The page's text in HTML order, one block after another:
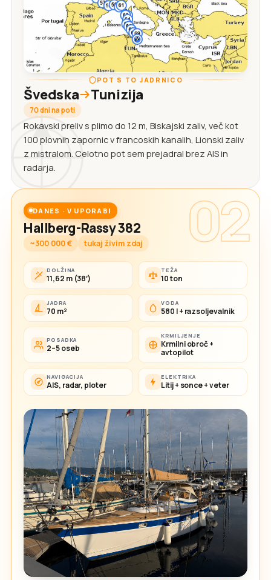
POT S TO JADRNICO
Švedska Tunizija
70 dni na poti
Rokavski preliv s plimo do 12 m, Biskajski zaliv, več kot
100 plovnih zapornic v francoskih kanalih, Lionski zaliv
z mistralom. Celotno pot sem prejadral brez AIS in
radarja.
02
DANES · V UPORABI
Hallberg-Rassy 382
~300 000 € tukaj živim zdaj
DOLŽINA
11,62 m (38′)
TEŽA
10 ton
JADRA
70 m²
VODA
580 l + razsoljevalnik
POSADKA
2–5 oseb
KRMILJENJE
Krmilni obroč +
avtopilot
NAVIGACIJA
AIS, radar, ploter
ELEKTRIKA
Litij + sonce + veter